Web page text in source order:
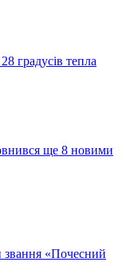
градусів тепла
ще 8 новими
звання «Почесний